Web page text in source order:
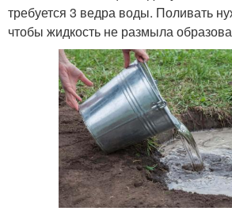
требуется 3 ведра воды. Поливать
чтобы жидкость не размыла